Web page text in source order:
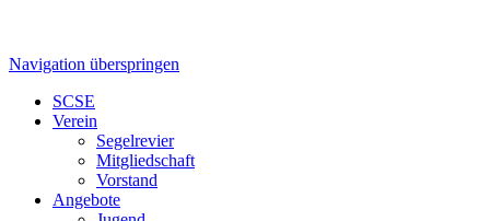
Navigation überspringen
SCSE
Verein
Segelrevier
Mitgliedschaft
Vorstand
Angebote